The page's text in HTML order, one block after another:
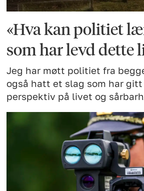
«Hva kan politiet
som har levd dette
Jeg har møtt politiet fra
også hatt et slag som har
perspektiv på livet og